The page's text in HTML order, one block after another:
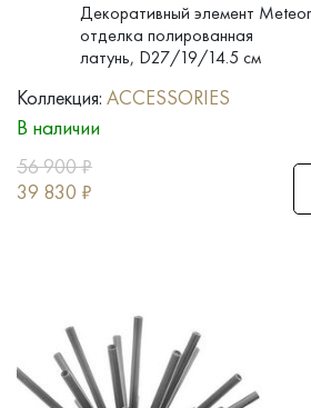
Декоративный элемент
отделка полированная
латунь, D27/19/14.5 см
Коллекция: ACCESSORIES
В наличии
56 900₽
39 830 ₽